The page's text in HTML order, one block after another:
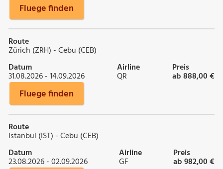
Fluege finden
Route
Zürich (ZRH) - Cebu (CEB)
Datum
31.08.2026 - 14.09.2026
Airline
QR
Preis
ab 888,00 €
Fluege finden
Route
Istanbul (IST) - Cebu (CEB)
Datum
23.08.2026 - 02.09.2026
Airline
GF
Preis
ab 982,00 €